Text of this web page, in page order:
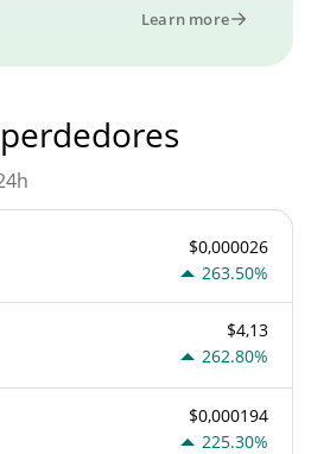
Learn more
$0,000026
263.50%
$4,13
262.80%
$0,000194
225.30%